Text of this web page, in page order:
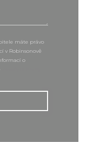
máte právo
v Robinsonově
o